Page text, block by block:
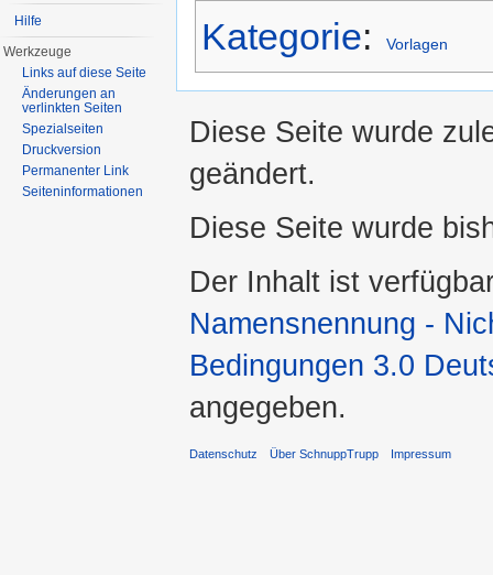
Kategorie: Vorlagen
Hilfe
Werkzeuge
Links auf diese Seite
Änderungen an
verlinkten Seiten
Spezialseiten
Druckversion
Permanenter Link
Seiteninformationen
Diese Seite wurde
geändert.
Diese Seite wurde
Der Inhalt ist
Namensnennung -
Bedingungen 3.0
angegeben.
Datenschutz Über SchnuppTrupp Impressum